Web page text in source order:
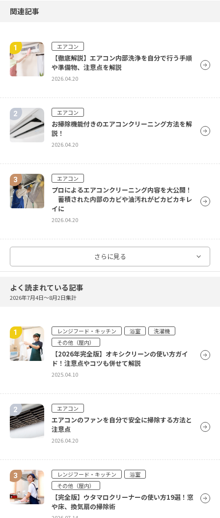
関連記事
エアコン
【徹底解説】エアコン内部洗浄を自分で行う手順
や準備物、注意点を解説
2026.04.20
エアコン
お掃除機能付きのエアコンクリーニング方法を解
説！
2026.04.20
エアコン
プロによるエアコンクリーニング内容を大公開！
蓄積された内部のカビや油汚れがピカピカキレ
イに
2026.04.20
エアコンから水漏れ！？原因とすぐにできる対策
をご紹介
2026.04.20
賃貸のエアコンクリーニングはした方がいい？賃
貸のエアコンのクリーニングや故障の場合の対応
方法をご紹介
2026.04.20
エアコン
エアコンのドレンパンが汚れる原因と掃除方法
2026.04.20
2026.04.20
さらに見る
よく読まれている記事
2026年7月4日〜8月2日集計
レンジフード・キッチン 浴室
洗濯機
その他（屋内）
【2026年完全版】オキシクリーンの使い方ガイ
ド！注意点やコツも併せて解説
2025.04.10
エアコン
エアコンのファンを自分で安全に掃除する方法と
注意点
2026.04.20
レンジフード・キッチン
浴室
その他（屋内）
【完全版】ウタマロクリーナーの使い方19選！窓
や床、換気扇の掃除術